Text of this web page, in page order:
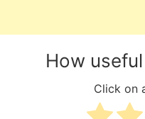
How
Click on